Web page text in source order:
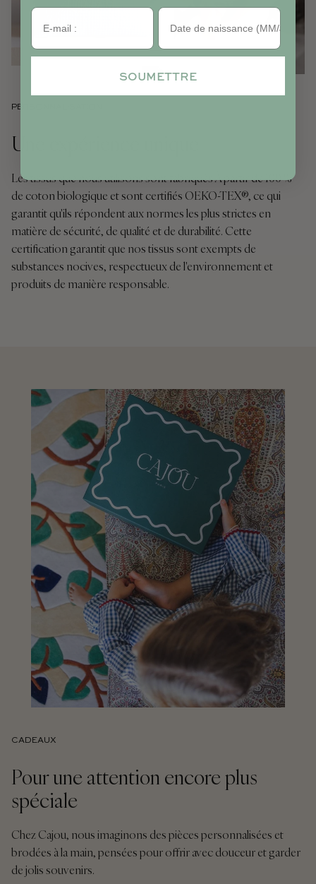
PERSONNALISATION
Une expérience unique
Les tissus que nous utilisons sont fabriqués À partir de 100 %
de coton biologique et sont certifiés OEKO-TEX®, ce qui
garantit qu'ils répondent aux normes les plus strictes en
matière de sécurité, de qualité et de durabilité. Cette
certification garantit que nos tissus sont exempts de
substances nocives, respectueux de l'environnement et
produits de manière responsable.
CADEAUX
Pour une attention encore plus
spéciale
Chez Cajou, nous imaginons des pièces personnalisées et
brodées à la main, pensées pour offrir avec douceur et garder
de jolis souvenirs.
Anniversaire
SOUMETTRE